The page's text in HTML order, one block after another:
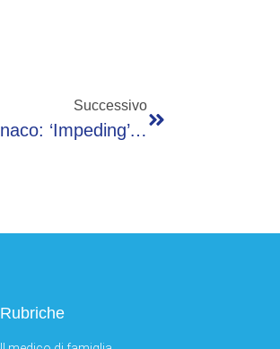
Successivo
Hamilton-Verstappen, Scintille A Monaco: ‘impeding’ Dell’inglese, Poi Si Chiariscono
Rubriche